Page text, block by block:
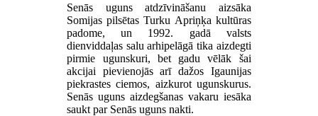
Senās uguns atdzīvināšanu aizsāka
Somijas pilsētas Turku Apriņķa kultūras
padome, un 1992. gadā valsts
dienviddaļas salu arhipelāgā tika aizdegti
pirmie ugunskuri, bet gadu vēlāk šai
akcijai pievienojās arī dažos Igaunijas
piekrastes ciemos, aizkurot ugunskurus.
Senās uguns aizdegšanas vakaru iesāka
saukt par Senās uguns nakti.